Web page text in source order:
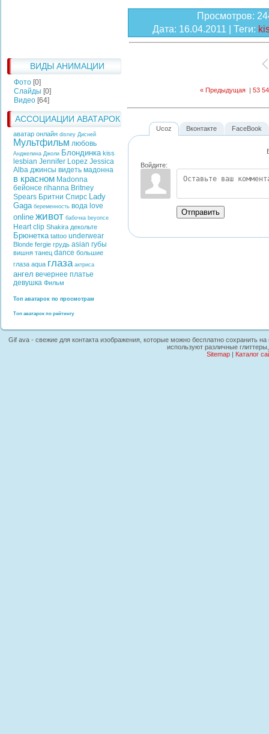
ВИДЫ АНИМАЦИИ
Фото [0]
Слайды [0]
Видео [64]
АССОЦИАЦИИ АВАТАРОК
аватар онлайн disney Дисней
Мультфильм любовь
Анджелина Джоли Блондинка kiss
lesbian Jennifer Lopez Jessica
Alba джинсы видеть мадонна
в красном Madonna
бейонсе rihanna Britney
Spears Бритни Спирс Lady
Gaga беременность вода love
online живот бабочка beyonce
Heart clip Shakira декольте
Брюнетка tattoo underwear
Blonde fergie грудь asian губы
вишня танец dance большие
глаза aqua глаза актриса
ангел вечернее платье
девушка Фильм
Топ аватарок по просмотрам
Топ аватарок по рейтингу
Просмотров:
Дата: 16.04.2011 | Теги:
« Предыдущая | 53 54
Ucoz
Войдите:
Отправить
Вконтакте FaceBook
Gif ava - свежие для контакта изображения, которые можно бесплатно сохранить
используют различные
Sitemap| Каталог